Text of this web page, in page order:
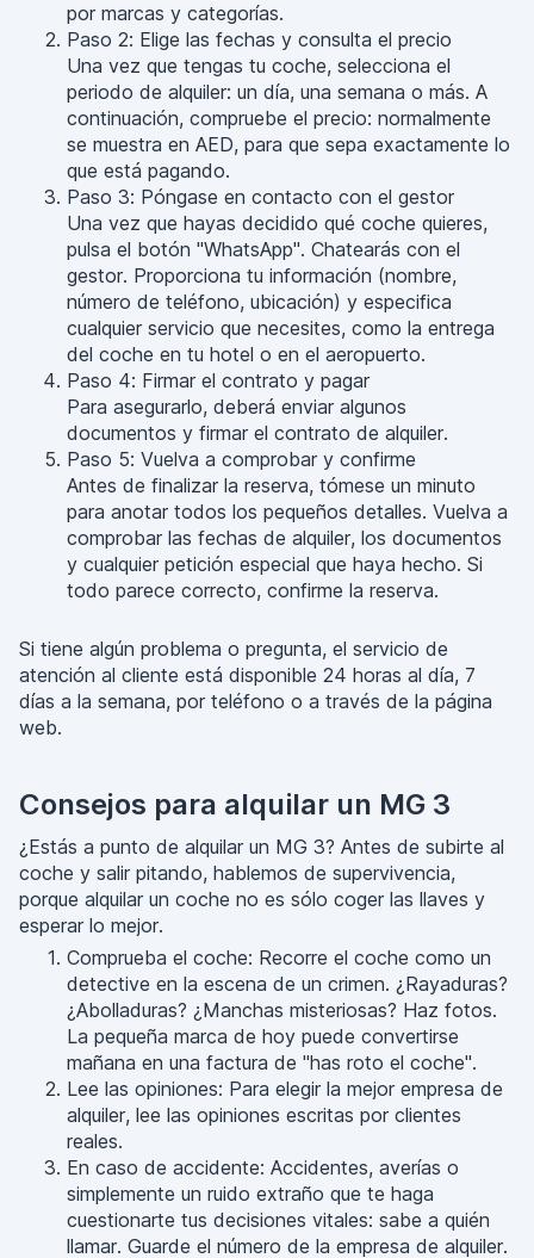
por marcas y categorías.
Paso 2: Elige las fechas y consulta el precio
Una vez que tengas tu coche, selecciona el
periodo de alquiler: un día, una semana o más. A
continuación, compruebe el precio: normalmente
se muestra en AED, para que sepa exactamente lo
que está pagando.
Paso 3: Póngase en contacto con el gestor
Una vez que hayas decidido qué coche quieres,
pulsa el botón "WhatsApp". Chatearás con el
gestor. Proporciona tu información (nombre,
número de teléfono, ubicación) y especifica
cualquier servicio que necesites, como la entrega
del coche en tu hotel o en el aeropuerto.
Paso 4: Firmar el contrato y pagar
Para asegurarlo, deberá enviar algunos
documentos y firmar el contrato de alquiler.
Paso 5: Vuelva a comprobar y confirme
Antes de finalizar la reserva, tómese un minuto
para anotar todos los pequeños detalles. Vuelva a
comprobar las fechas de alquiler, los documentos
y cualquier petición especial que haya hecho. Si
todo parece correcto, confirme la reserva.
Si tiene algún problema o pregunta, el servicio de
atención al cliente está disponible 24 horas al día, 7
días a la semana, por teléfono o a través de la página
web.
Consejos para alquilar un MG 3
¿Estás a punto de alquilar un MG 3? Antes de subirte al
coche y salir pitando, hablemos de supervivencia,
porque alquilar un coche no es sólo coger las llaves y
esperar lo mejor.
Comprueba el coche: Recorre el coche como un
detective en la escena de un crimen. ¿Rayaduras?
¿Abolladuras? ¿Manchas misteriosas? Haz fotos.
La pequeña marca de hoy puede convertirse
mañana en una factura de "has roto el coche".
Lee las opiniones: Para elegir la mejor empresa de
alquiler, lee las opiniones escritas por clientes
reales.
En caso de accidente: Accidentes, averías o
simplemente un ruido extraño que te haga
cuestionarte tus decisiones vitales: sabe a quién
llamar. Guarde el número de la empresa de alquiler.